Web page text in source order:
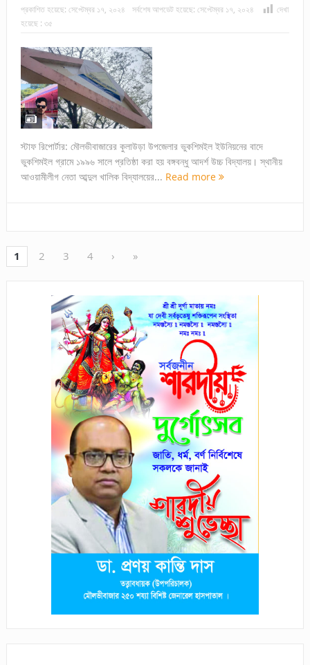
প্রকাশিত হয়েছে: সেপ্টেম্বর ১৭, ২০২৪ সর্বশেষ আপডেট হয়েছে: সেপ্টেম্বর ১৭, ২০২৪
দেখা
হয়েছে : ৩৫
স্টাফ রিপোর্টার: মৌলভীবাজারের কুলাউড়া উপজেলার ভুকশিমইল ইউনিয়নের বাদে
ভুকশিমইল গ্রামে ১৯৯৬ সালে প্রতিষ্ঠা করা হয় বঙ্গবন্ধু আদর্শ উচ্চ বিদ্যালয়। স্থানীয়
আওয়ামীলীগ নেতা আব্দুল খালিক বিদ্যালয়ের... Read more
1 2 3 4 › »